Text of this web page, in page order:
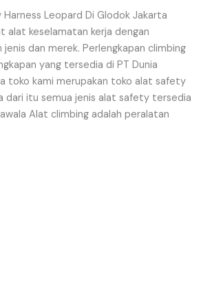
Leopard Di Glodok Jakarta
alat keselamatan kerja dengan
dan merek. Perlengkapan climbing
yang tersedia di PT Dunia
toko kami merupakan toko alat safety
dari itu semua jenis alat safety tersedia
Alat climbing adalah peralatan